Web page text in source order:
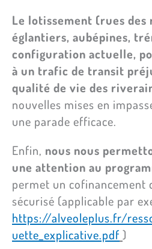
Le lotissement (rues des
églantiers, aubépines,
configuration actuelle,
à un trafic de transit
qualité de vie des
nouvelles mises en
une parade efficace.
Enfin, nous nous
une attention au
permet un cofinancement
sécurisé (applicable par
https://alveoleplus.fr/
uette_explicative.pdf )